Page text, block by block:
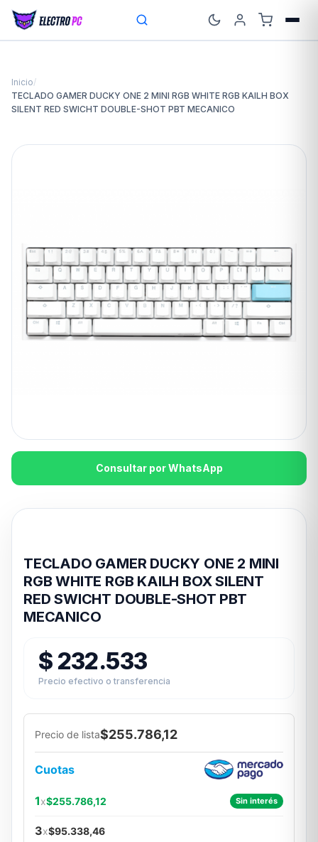
Inicio/
TECLADO GAMER DUCKY ONE 2 MINI RGB WHITE RGB KAILH BOX
SILENT RED SWICHT DOUBLE-SHOT PBT MECANICO
Consultar por WhatsApp
TECLADO GAMER DUCKY ONE 2 MINI
RGB WHITE RGB KAILH BOX SILENT
RED SWICHT DOUBLE-SHOT PBT
MECANICO
$ 232.533
Precio efectivo o transferencia
Precio de lista$255.786,12
Cuotas
1x$255.786,12 Sin interés
3x$95.338,46